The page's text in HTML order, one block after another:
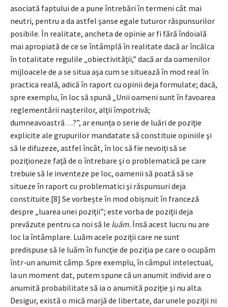
asociată faptului de a pune întrebări în termeni cât mai
neutri, pentru a da astfel şanse egale tuturor răspunsurilor
posibile. În realitate, ancheta de opinie ar fi fără îndoială
mai apropiată de ce se întâmplă în realitate dacă ar încălca
în totalitate regulile „obiectivităţii,” dacă ar da oamenilor
mijloacele de a se situa aşa cum se situează în mod real în
practica reală, adică în raport cu opinii deja formulate; dacă,
spre exemplu, în loc să spună „Unii oameni sunt în favoarea
reglementării naşterilor, alţii împotrivă;
dumneavoastră…?”, ar enunța o serie de luări de poziţie
explicite ale grupurilor mandatate să constituie opiniile şi
să le difuzeze, astfel încât, în loc să fie nevoiţi să se
poziţioneze faţă de o întrebare şi o problematică pe care
trebuie să le inventeze pe loc, oamenii să poată să se
situeze în raport cu problematici şi răspunsuri deja
constituite.[8] Se vorbește în mod obișnuit în franceză
despre „luarea unei poziţii”; este vorba de poziţii deja
prevăzute pentru ca noi să le luăm. Însă acest lucru nu are
loc la întâmplare. Luăm acele poziţii care ne sunt
predispuse să le luăm în funcţie de poziţia pe care o ocupăm
într-un anumit câmp. Spre exemplu, în câmpul intelectual,
la un moment dat, putem spune că un anumit individ are o
anumită probabilitate să ia o anumită poziţie şi nu alta.
Desigur, există o mică marjă de libertate, dar unele poziţii ni